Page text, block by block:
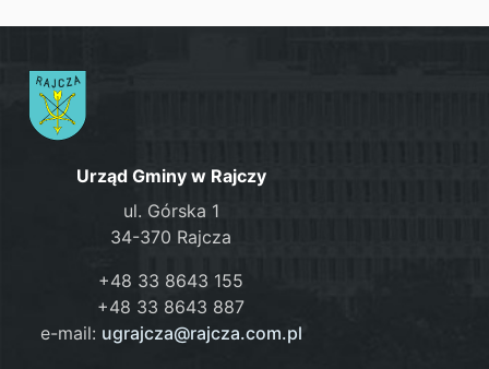
Urząd Gminy w Rajczy
ul. Górska 1
34-370 Rajcza
+48 33 8643 155
+48 33 8643 887
e-mail: ugrajcza@rajcza.com.pl